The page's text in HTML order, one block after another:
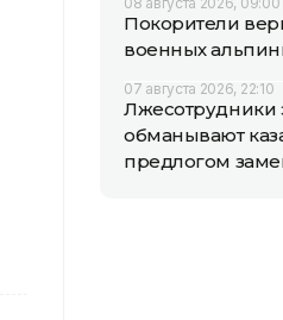
Покорители
военных
07 августа 2026, 22:10
Лжесотрудники
обманывают
предлогом